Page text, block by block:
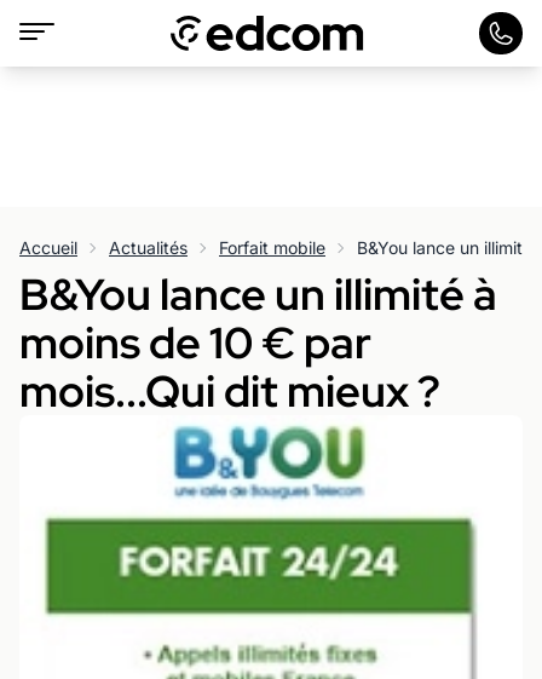
Accueil Actualités Forfait mobile
B&You lance un illimité à
moins de 10 € par
mois...Qui dit mieux ?